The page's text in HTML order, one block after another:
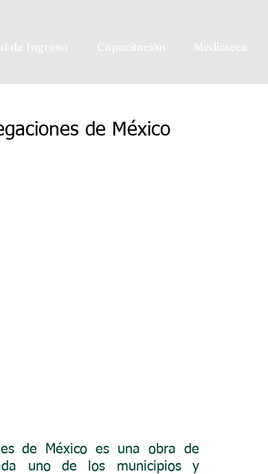
de Ingreso Capacitación Mediateca
de México
de México es una obra de
uno de los municipios y